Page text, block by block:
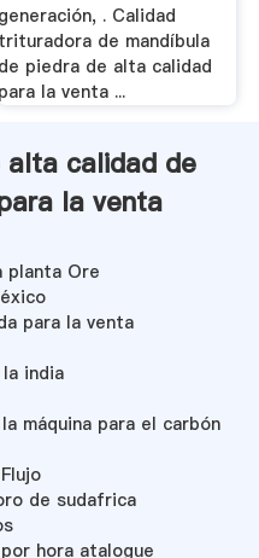
generación, . Calidad
trituradora de mandíbula
de piedra de alta calidad
para la venta ...
alta calidad de
la venta
planta Ore
para la venta
india
máquina para el carbón
de sudafrica
hora atalogue